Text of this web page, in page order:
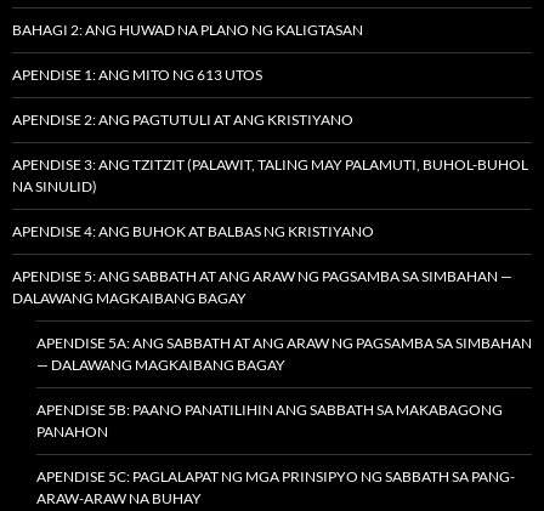
BAHAGI 2: ANG HUWAD NA PLANO NG KALIGTASAN
APENDISE 1: ANG MITO NG 613 UTOS
APENDISE 2: ANG PAGTUTULI AT ANG KRISTIYANO
APENDISE 3: ANG TZITZIT (PALAWIT, TALING MAY PALAMUTI, BUHOL-BUHOL
NA SINULID)
APENDISE 4: ANG BUHOK AT BALBAS NG KRISTIYANO
APENDISE 5: ANG SABBATH AT ANG ARAW NG PAGSAMBA SA SIMBAHAN —
DALAWANG MAGKAIBANG BAGAY
APENDISE 5A: ANG SABBATH AT ANG ARAW NG PAGSAMBA SA SIMBAHAN
— DALAWANG MAGKAIBANG BAGAY
APENDISE 5B: PAANO PANATILIHIN ANG SABBATH SA MAKABAGONG
PANAHON
APENDISE 5C: PAGLALAPAT NG MGA PRINSIPYO NG SABBATH SA PANG-
ARAW-ARAW NA BUHAY